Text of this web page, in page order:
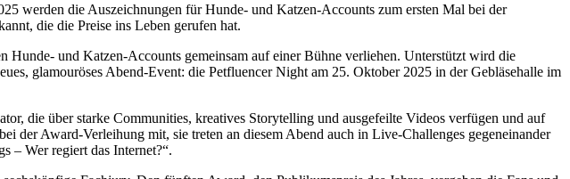
werden die Auszeichnungen für Hunde- und Katzen-Accounts zum ersten Mal bei der
die die Preise ins Leben gerufen hat.
Hunde- und Katzen-Accounts gemeinsam auf einer Bühne verliehen. Unterstützt wird die
glamouröses Abend-Event: die Petfluencer Night am 25. Oktober 2025 in der Gebläsehalle im
die über starke Communities, kreatives Storytelling und ausgefeilte Videos verfügen und auf
der Award-Verleihung mit, sie treten an diesem Abend auch in Live-Challenges gegeneinander
– Wer regiert das Internet?“.